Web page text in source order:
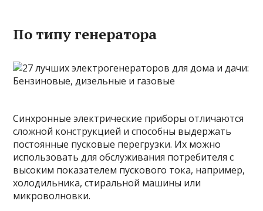
По типу генератора
Синхронные электрические приборы отличаются
сложной конструкцией и способны выдержать
постоянные пусковые перегрузки. Их можно
использовать для обслуживания потребителя с
высоким показателем пускового тока, например,
холодильника, стиральной машины или
микроволновки.